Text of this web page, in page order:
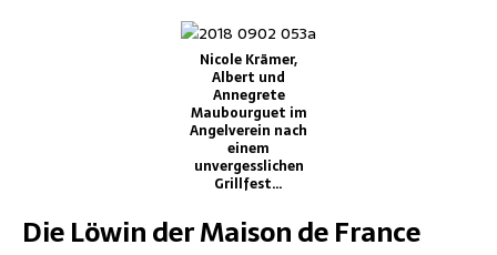
Nicole Krämer,
Albert und
Annegrete
Maubourguet im
Angelverein nach
einem
unvergesslichen
Grillfest…
Die Löwin der Maison de France